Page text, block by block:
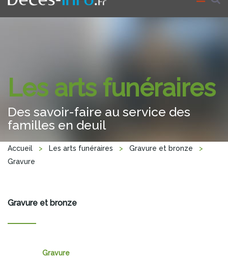
Les arts funéraires
Des savoir-faire au service des
familles en deuil
Vous êtes ici
Accueil > Les arts funéraires > Gravure et bronze
>
Gravure
Gravure et bronze
Gravure